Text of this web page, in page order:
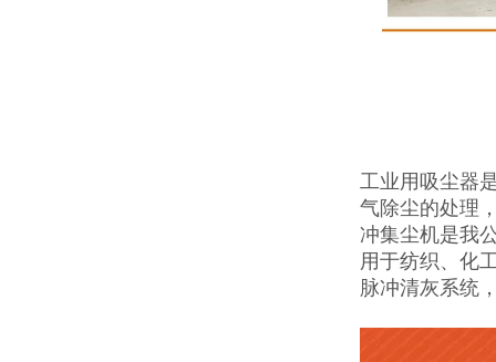
工业用吸尘器
气除尘的处理
冲集尘机是我
用于纺织、化
脉冲清灰系统